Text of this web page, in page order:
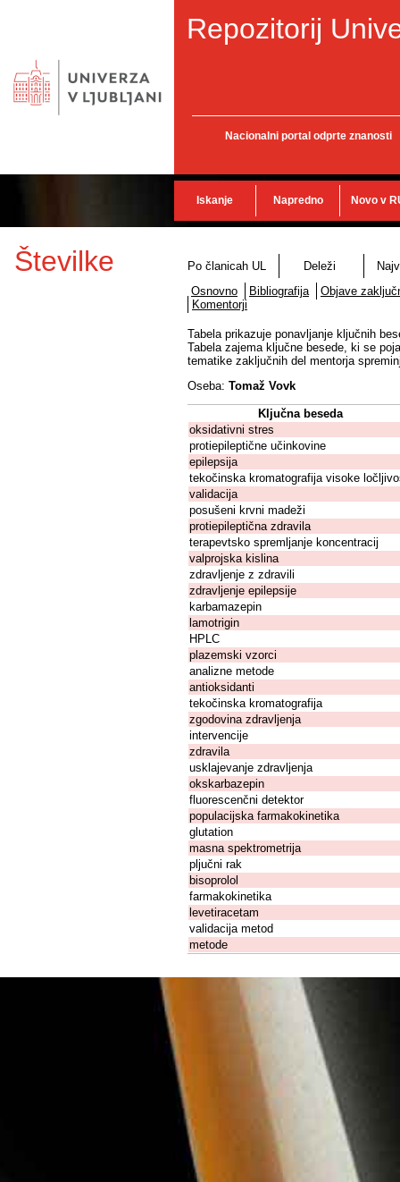
Repozitorij
Nacionalni portal odprte znanosti
Iskanje Napredno Novo v
Številke Po članicah UL Deleži
Osnovno
Bibliografija
Objave
Komentorji
Tabela prikazuje ponavljanje ključnih
Tabela zajema ključne besede, ki se
tematike zaključnih del mentorja
Oseba: Tomaž Vovk
Ključna beseda
oksidativni stres
protiepileptične učinkovine
epilepsija
tekočinska kromatografija visoke
validacija
posušeni krvni madeži
protiepileptična zdravila
terapevtsko spremljanje koncentracij
valprojska kislina
zdravljenje z zdravili
zdravljenje epilepsije
karbamazepin
lamotrigin
HPLC
plazemski vzorci
analizne metode
antioksidanti
tekočinska kromatografija
zgodovina zdravljenja
intervencije
zdravila
usklajevanje zdravljenja
okskarbazepin
fluorescenčni detektor
populacijska farmakokinetika
glutation
masna spektrometrija
pljučni rak
bisoprolol
farmakokinetika
levetiracetam
validacija metod
metode